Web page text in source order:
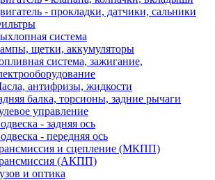
- прокладки, датчики, сальники
система
щетки, аккумуляторы
система, зажигание,
антифризы, жидкости
балка, торсионы, задние рычаги
управление
- задняя ось
- передняя ось
и сцепление (МКПП)
(АКПП)
и оптика